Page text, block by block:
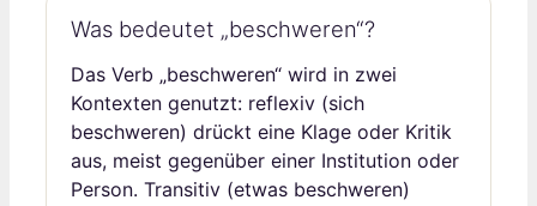
Was bedeutet „beschweren“?
Das Verb „beschweren“ wird in zwei
Kontexten genutzt: reflexiv (sich
beschweren) drückt eine Klage oder Kritik
aus, meist gegenüber einer Institution oder
Person. Transitiv (etwas beschweren)